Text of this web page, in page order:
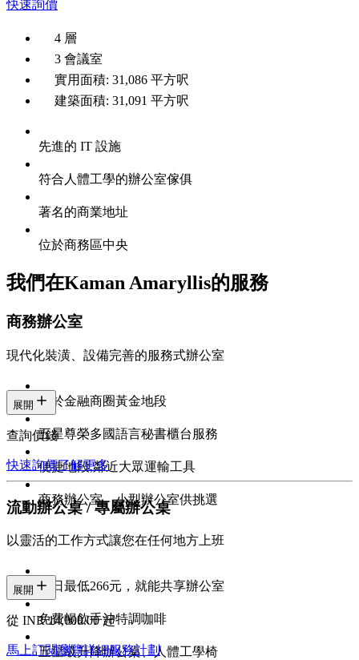
快速詢價
4 層
3 會議室
實用面積: 31,086 平方呎
建築面積: 31,091 平方呎
先進的 IT 設施
符合人體工學的辦公室傢俱
著名的商業地址
位於商務區中央
我們在Kaman Amaryllis的服務
商務辦公室
現代化裝潢、設備完善的服務式辦公室
位於金融商圈黃金地段
五星尊榮多國語言秘書櫃台服務
便捷地段,鄰近大眾運輸工具
商務辦公室、小型辦公室供挑選
展開
查詢價錢
快速詢價了解更多
流動辦公桌 / 專屬辦公桌
以靈活的工作方式讓您在任何地方上班
每日最低266元，就能共享辦公室
免費暢飲手沖特調咖啡
五星級升降辦公桌、人體工學椅
展開
從 INR 14,000.00 起
馬上訂閱瀏覽詳細服務計劃